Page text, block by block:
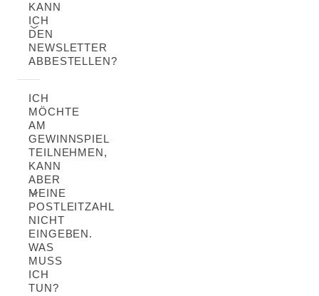
KANN
ICH
DEN
NEWSLETTER
ABBESTELLEN?
ICH
MÖCHTE
AM
GEWINNSPIEL
TEILNEHMEN,
KANN
ABER
MEINE
POSTLEITZAHL
NICHT
EINGEBEN.
WAS
MUSS
ICH
TUN?